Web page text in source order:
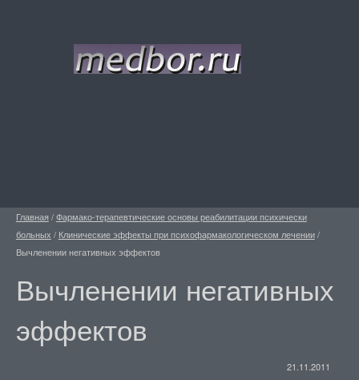
Главная /Фармако-терапевтические основы реабилитации психически
больных / Клинические эффекты при психофармакологическом лечении/
Вычленении негативных эффектов
Вычленении негативных
эффектов
21.11.2011